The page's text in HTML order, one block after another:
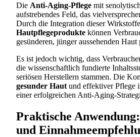
Die Anti-Aging-Pflege mit
aufstrebendes Feld, das
Durch die Integration dieser
Hautpflegeprodukte können
gesünderen, jünger aussehenden
Es ist jedoch wichtig, dass
die wissenschaftlich fundierte
seriösen Herstellern stammen. Die
gesunder Haut und effektiver Pflege
einer erfolgreichen Anti-Aging-
Praktische
und